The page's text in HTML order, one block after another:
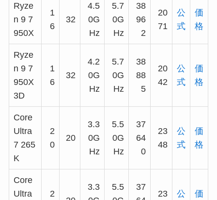
Ryze
n 9 7
950X
1
6
32
4.5
0G
Hz
5.7
0G
Hz
38
96
2
20
71
公
式
価
格
Ryze
n 9 7
950X
3D
1
6
32
4.2
0G
Hz
5.7
0G
Hz
38
88
5
20
42
公
式
価
格
Core
Ultra
7 265
K
2
0
20
3.3
0G
Hz
5.5
0G
Hz
37
64
0
23
48
公
式
価
格
Core
Ultra
2
3.3
5.5
37
23
公
価